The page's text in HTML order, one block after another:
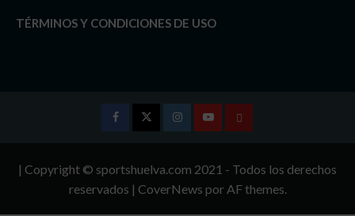
TÉRMINOS Y CONDICIONES DE USO
InstagramYoutubeTÉRMINOS
CONDICIONES
| Copyright © sportshuelva.com 2021 - Todos los derechos
reservados | CoverNews por AF themes.